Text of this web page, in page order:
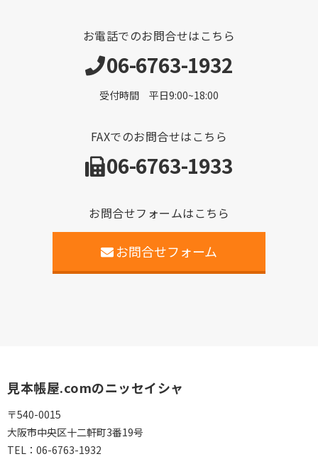
お電話でのお問合せはこちら
06-6763-1932
受付時間 平日9:00~18:00
FAXでのお問合せはこちら
06-6763-1933
お問合せフォームはこちら
お問合せフォーム
見本帳屋.comのニッセイシャ
〒540-0015
大阪市中央区十二軒町3番19号
TEL： 06-6763-1932